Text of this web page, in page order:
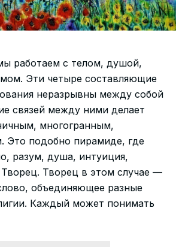
работаем с телом, душой,
Эти четыре составляющие
неразрывны между собой
связей между ними делает
многогранным,
Это подобно пирамиде, где
разум, душа, интуиция,
Творец в этом случае —
объединяющее разные
Каждый может понимать